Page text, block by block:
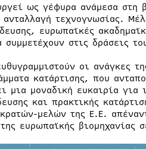
ως γέφυρα ανάμεσα στη
τεχνογνωσίας.
ευρωπαϊκές
στις δράσεις
οι ανάγκες
κατάρτισης, που
μια μοναδική ευκαιρία για
και πρακτικής
μελών της Ε.Ε.
ευρωπαϊκής βιομηχανίας